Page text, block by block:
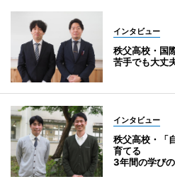
インタビュー
秩父高校・国
苦手でも大丈
インタビュー
秩父高校・「
育てる
3年間の学び